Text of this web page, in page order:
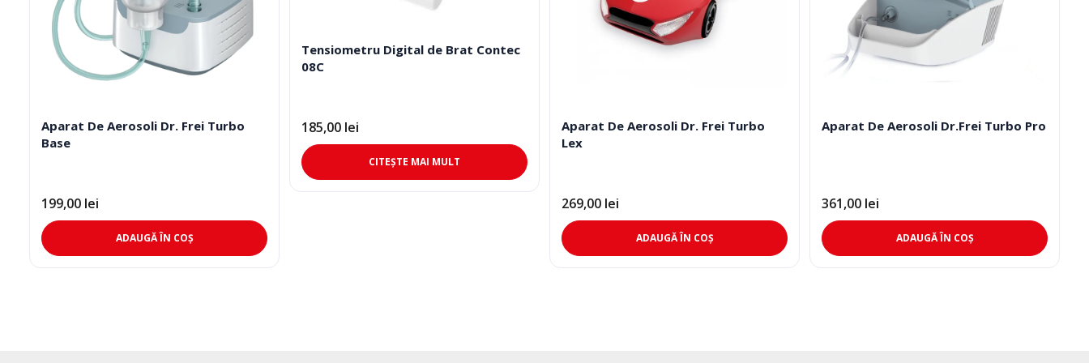
Aparat De Aerosoli Dr. Frei Turbo
Base
199,00 lei
ADAUGĂ ÎN COȘ
Tensiometru Digital de Brat Contec
08C
185,00 lei
CITEȘTE MAI MULT
Aparat De Aerosoli Dr. Frei Turbo
Lex
269,00 lei
ADAUGĂ ÎN COȘ
Aparat De Aerosoli Dr.Frei Turbo Pro
361,00 lei
ADAUGĂ ÎN COȘ